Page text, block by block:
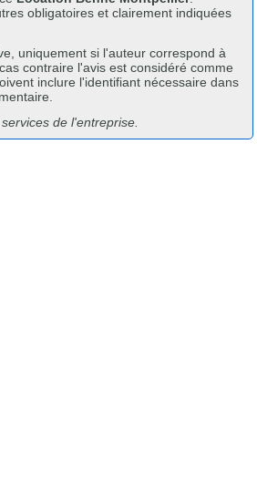
obligatoires et clairement indiquées
uniquement si l'auteur correspond à
contraire l'avis est considéré comme
inclure l'identifiant nécessaire dans
de l'entreprise.